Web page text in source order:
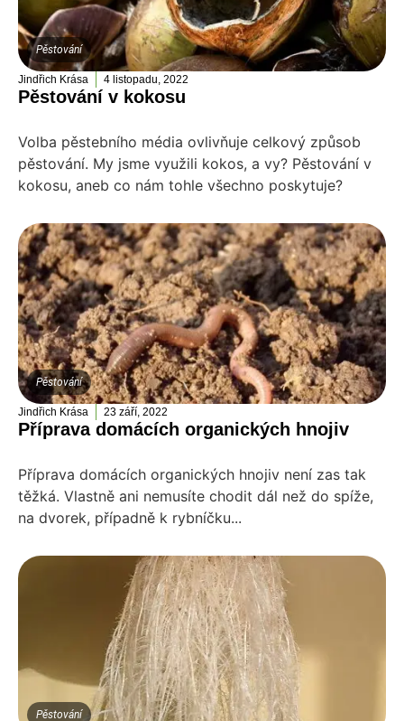
Pěstování
Jindřich Krása 4 listopadu, 2022
Pěstování v kokosu
Volba pěstebního média ovlivňuje celkový způsob
pěstování. My jsme využili kokos, a vy? Pěstování v
kokosu, aneb co nám tohle všechno poskytuje?
Pěstování
Jindřich Krása 23 září, 2022
Příprava domácích organických hnojiv
Příprava domácích organických hnojiv není zas tak
těžká. Vlastně ani nemusíte chodit dál než do spíže,
na dvorek, případně k rybníčku...
Pěstování